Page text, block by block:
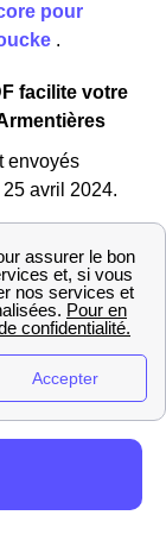
pour
.
facilite votre
envoyés
avril 2024.
géré par
estattribué
déclarées
aucune
alors votre
de